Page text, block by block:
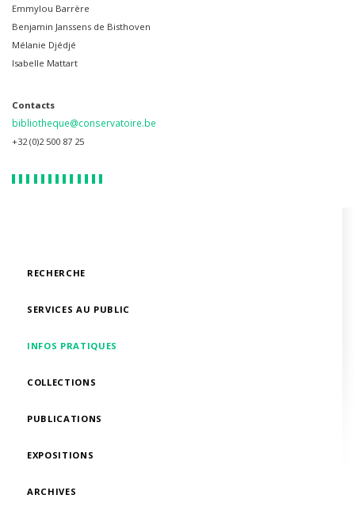
RECHERCHE
SERVICES AU PUBLIC
INFOS PRATIQUES
COLLECTIONS
PUBLICATIONS
EXPOSITIONS
ARCHIVES
Emmylou Barrère
Benjamin Janssens de Bisthoven
Mélanie Djédjé
Isabelle Mattart
Contacts
bibliotheque@conservatoire.be
+32 (0)2 500 87 25